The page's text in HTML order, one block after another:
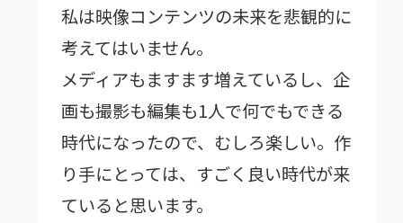
私は映像コンテンツの未来を悲観的に
考えてはいません。
メディアもますます増えているし、企
画も撮影も編集も1人で何でもできる
時代になったので、むしろ楽しい。作
り手にとっては、すごく良い時代が来
ていると思います。